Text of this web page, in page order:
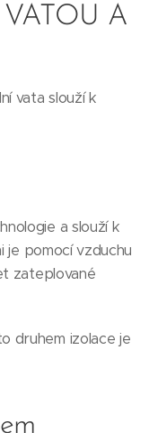
A
vata slouží k
a slouží k
je pomocí vzduchu
zateplované
druhem izolace je